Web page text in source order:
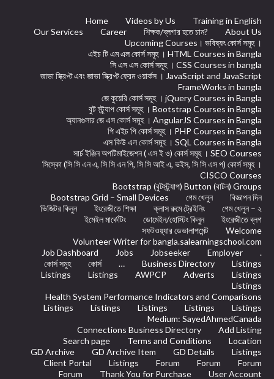
Home Videos by Us
Training in English
Our Services
Career শিক্ষক/ব্লগার হতে চান?
About Us
Upcoming Courses। ভবিষ্যৎ কোর্স সমূহ ।
এইচ টি এম এল কোর্স সমূহ । HTML Courses in Bangla
সি এস এস কোর্স সমূহ । CSS Courses in bangla
জাভা স্ক্রিপ্ট এবং জাভা স্ক্রিপ্ট ফ্রেম ওয়ার্কস । JavaScript and JavaScript
FrameWorks in bangla
জে কুয়েরি কোর্স সমূহ । jQuery Courses in Bangla
বুট স্ট্র্যাপ কোর্স সমূহ । Bootstrap Courses in Bangla
অ্যানগুলার জে এস কোর্স সমূহ । AngularJS Courses in Bangla
পি এইচ পি কোর্স সমূহ । PHP Courses in Bangla
এস কিউ এল কোর্স সমূহ । SQL Courses in Bangla
সার্চ ইঞ্জিন অপটিমাইজেশন ( এস ই ও) কোর্স সমূহ । SEO Courses
সিস্কো (সি সি এন এ, সি সি এন পি, সি সি আই এ, ভইস, সি সি এস প) কোর্স সমূহ ।
CISCO Courses
Bootstrap (বুটস্ট্র্যাপ) Button (বাটন) Groups
Bootstrap Grid – Small Devices
গেম খেলুন
বিজ্ঞাপন দিন
ভিজিটর কিনুন
ইংরেজীতে শিক্ষা ক্লাস রুমে ট্রেইনিং
গেম খেলুন – ২
ইমেইল মার্কেটিং
ডোমেইন/হোস্টিং কিনুন
ইংরেজীতে ব্লগ
সফটওয়্যার ডেভালাপমেন্ট
Welcome
Volunteer Writer for bangla.salearningschool.com
Job Dashboard
Jobs Jobseeker Employer
.
কোর্স সমুহ
কোর্স … Business Directory
Listings
Listings
Listings AWPCP Adverts
Listings
Listings
Health System Performance Indicators and Comparisons
Listings
Listings Listings Listings
Listings
Medium: SayedAhmedCanada
Connections Business Directory
Add Listing
Search page
Terms and Conditions
Location
GD Archive
GD Archive Item GD Details
Listings
Client Portal
Listings Forum Forum
Forum
Forum
Thank You for Purchase User Account